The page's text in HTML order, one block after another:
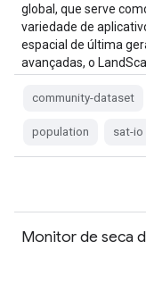
global, que serve
variedade de
espacial de última
avançadas, o
community-dataset
population sat-io
Monitor de seca